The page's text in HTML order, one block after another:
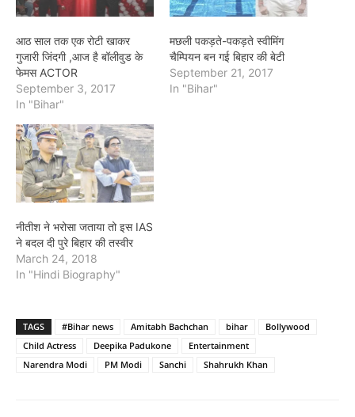
आठ साल तक एक रोटी खाकर
गुजारी जिंदगी ,आज है बॉलीवुड के
फेमस ACTOR
September 3, 2017
In "Bihar"
मछली पकड़ते-पकड़ते स्वीमिंग
चैम्पियन बन गई बिहार की बेटी
September 21, 2017
In "Bihar"
नीतीश ने भरोसा जताया तो इस IAS
ने बदल दी पुरे बिहार की तस्वीर
March 24, 2018
In "Hindi Biography"
TAGS #Bihar news Amitabh Bachchan bihar
Bollywood
Child Actress
Deepika Padukone
Entertainment
Narendra Modi
PM Modi Sanchi Shahrukh Khan